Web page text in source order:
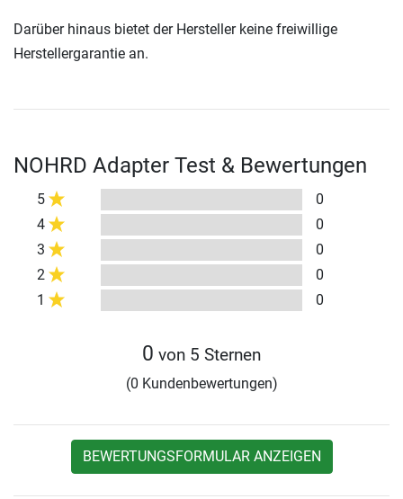
Darüber hinaus bietet der Hersteller keine freiwillige
Herstellergarantie an.
NOHRD Adapter Test & Bewertungen
5
0
4
0
3
0
2
0
1
0
0 von 5 Sternen
(0 Kundenbewertungen)
BEWERTUNGSFORMULAR ANZEIGEN